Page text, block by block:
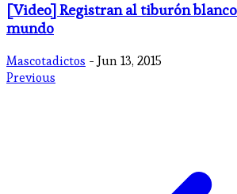
[Video] Registran al tiburón
mundo
Mascotadictos - Jun 13, 2015
Previous